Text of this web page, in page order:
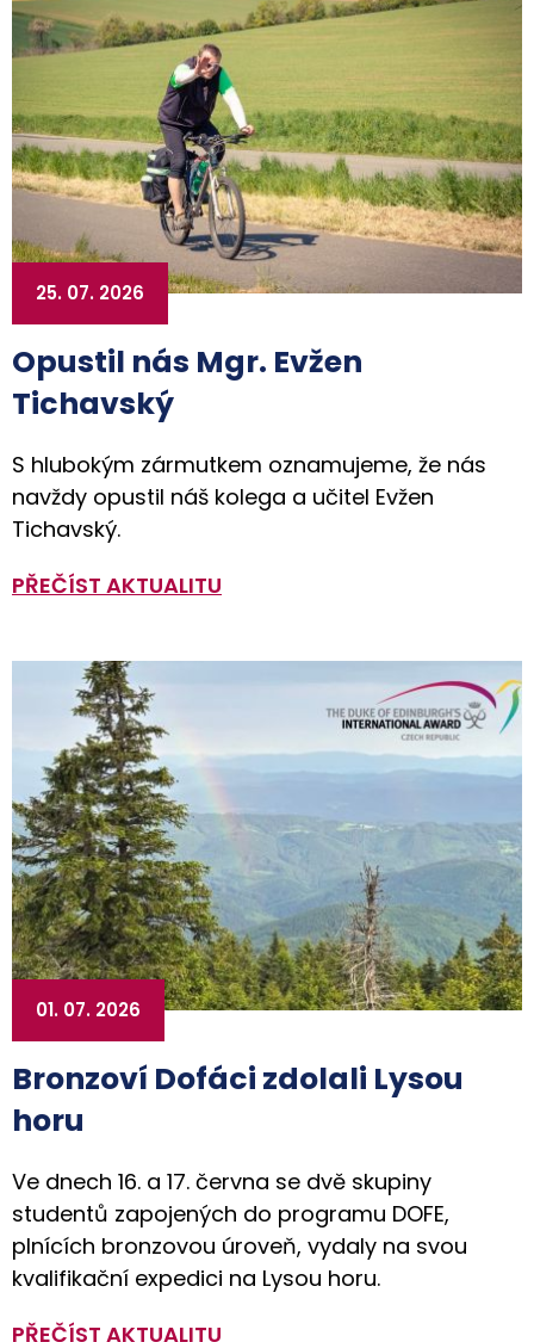
Opustil nás Mgr. Evžen
Tichavský
25. 07. 2026
S hlubokým zármutkem oznamujeme, že nás
navždy opustil náš kolega a učitel Evžen
Tichavský.
PŘEČÍST AKTUALITU
Bronzoví Dofáci zdolali Lysou
horu
01. 07. 2026
Ve dnech 16. a 17. června se dvě skupiny
studentů zapojených do programu DOFE,
plnících bronzovou úroveň, vydaly na svou
kvalifikační expedici na Lysou horu.
PŘEČÍST AKTUALITU